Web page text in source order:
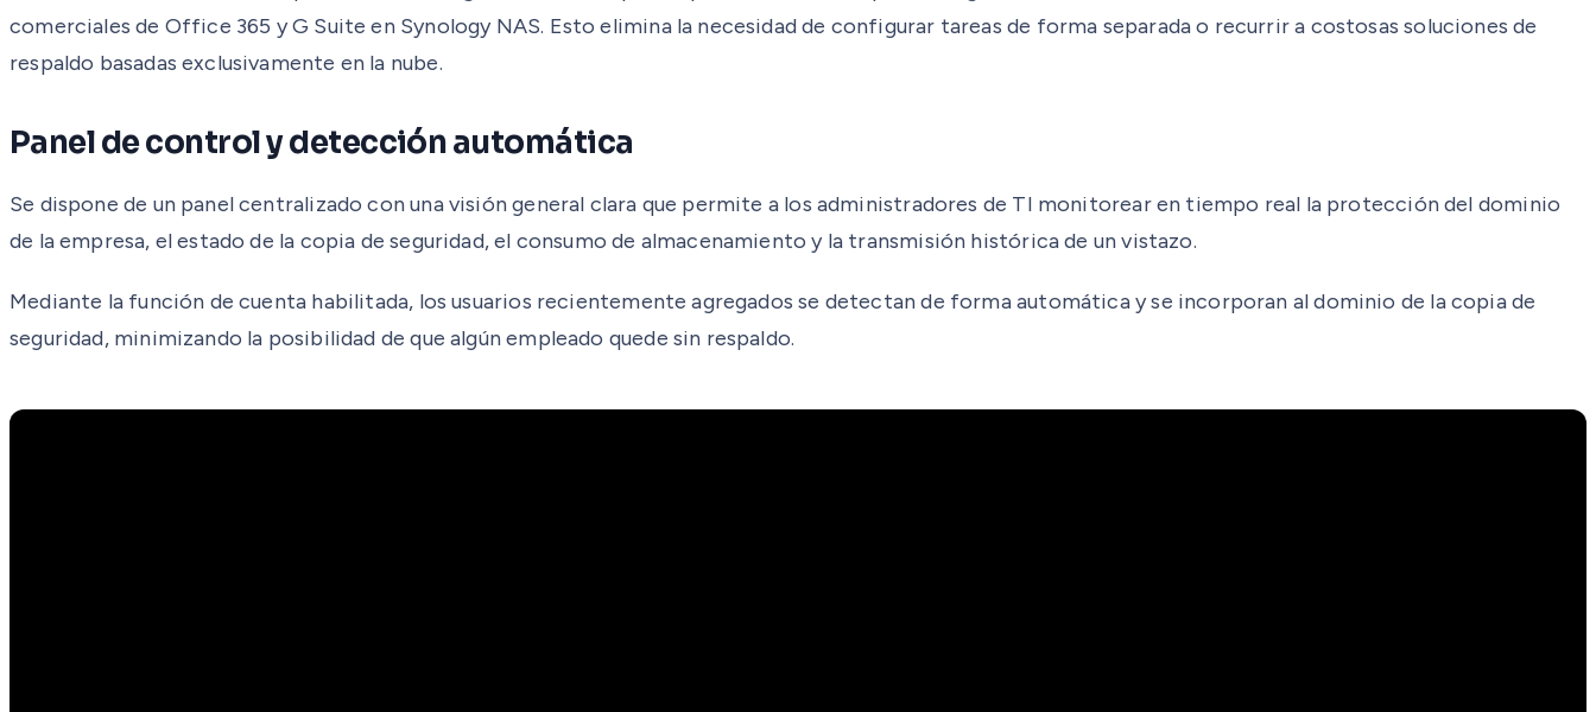
comerciales de Office 365 y G Suite en Synology NAS. Esto elimina la necesidad de configurar tareas de forma separada o recurrir a costosas soluciones de
respaldo basadas exclusivamente en la nube.
Panel de control y detección automática
Se dispone de un panel centralizado con una visión general clara que permite a los administradores de TI monitorear en tiempo real la protección del dominio
de la empresa, el estado de la copia de seguridad, el consumo de almacenamiento y la transmisión histórica de un vistazo.
Mediante la función de cuenta habilitada, los usuarios recientemente agregados se detectan de forma automática y se incorporan al dominio de la copia de
seguridad, minimizando la posibilidad de que algún empleado quede sin respaldo.